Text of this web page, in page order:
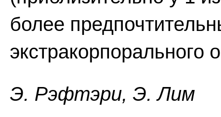
более
экстракорпорального
Э. Pэфтэpи, Э. Лим